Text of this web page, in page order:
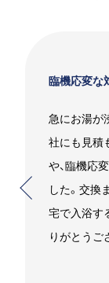
臨機応変な
急にお湯が
社にも見積
や、臨機応
した。交換
宅で入浴す
りがとうご